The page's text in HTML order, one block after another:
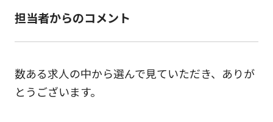
担当者からのコメント
数ある求人の中から選んで見ていただき、ありが
とうございます。